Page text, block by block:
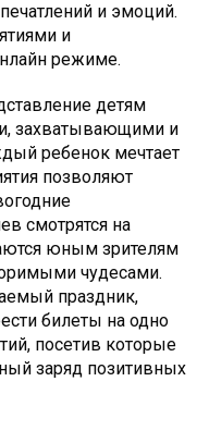
и эмоций.
и
режиме.
детям
захватывающими и
ребенок мечтает
позволяют
смотрятся на
юным зрителям
чудесами.
праздник,
билеты на одно
посетив которые
заряд позитивных